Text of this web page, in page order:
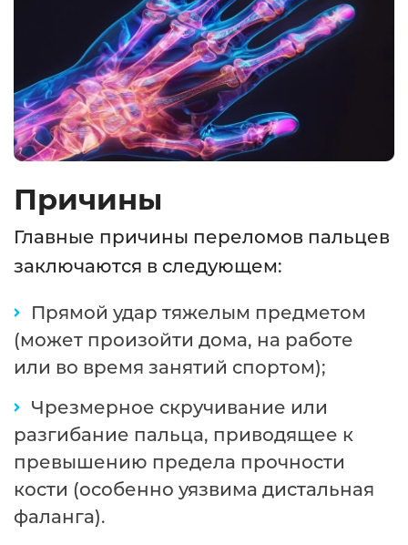
Причины
Главные причины переломов пальцев
заключаются в следующем:
Прямой удар тяжелым предметом
(может произойти дома, на работе
или во время занятий спортом);
Чрезмерное скручивание или
разгибание пальца, приводящее к
превышению предела прочности
кости (особенно уязвима дистальная
фаланга).